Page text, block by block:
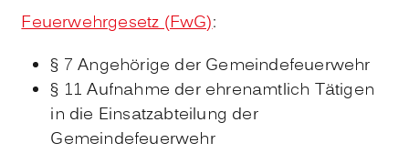
Feuerwehrgesetz (FwG):
§ 7 Angehörige der Gemeindefeuerwehr
§ 11 Aufnahme der ehrenamtlich Tätigen
in die Einsatzabteilung der
Gemeindefeuerwehr